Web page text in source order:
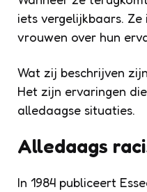
iets vergelijkbaars.
vrouwen over hun
Wat zij beschrijven
Het zijn ervaringen
alledaagse situaties.
Alledaags
In 1984 publiceert